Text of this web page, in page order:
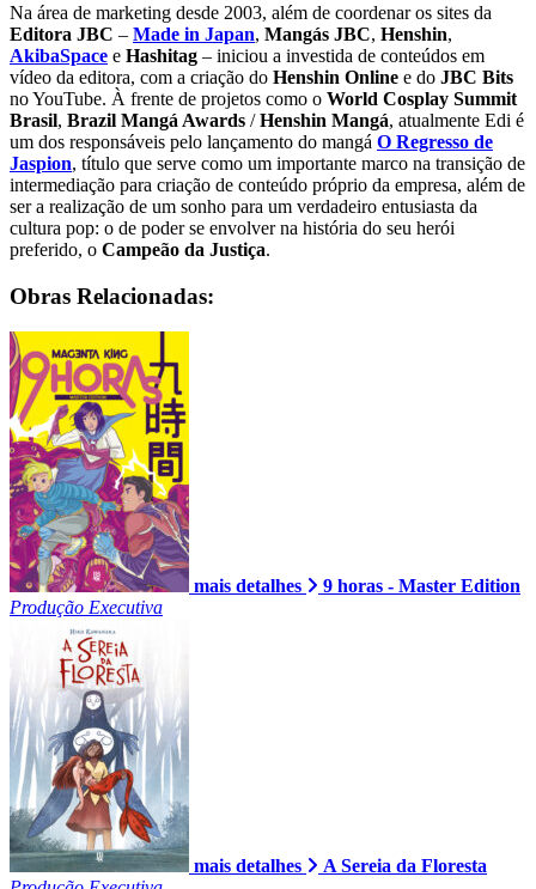
Na área de marketing desde 2003, além de coordenar os sites da
Editora JBC – Made in Japan, Mangás JBC, Henshin,
AkibaSpace e Hashitag – iniciou a investida de conteúdos em
vídeo da editora, com a criação do Henshin Online e do JBC Bits
no YouTube. À frente de projetos como o World Cosplay Summit
Brasil, Brazil Mangá Awards /Henshin Mangá, atualmente Edi é
um dos responsáveis pelo lançamento do mangá O Regresso de
Jaspion, título que serve como um importante marco na transição de
intermediação para criação de conteúdo próprio da empresa, além de
ser a realização de um sonho para um verdadeiro entusiasta da
cultura pop: o de poder se envolver na história do seu herói
preferido, o Campeão da Justiça.
Obras Relacionadas:
mais detalhes
9 horas - Master Edition
Produção Executiva
mais detalhes
A Sereia da Floresta